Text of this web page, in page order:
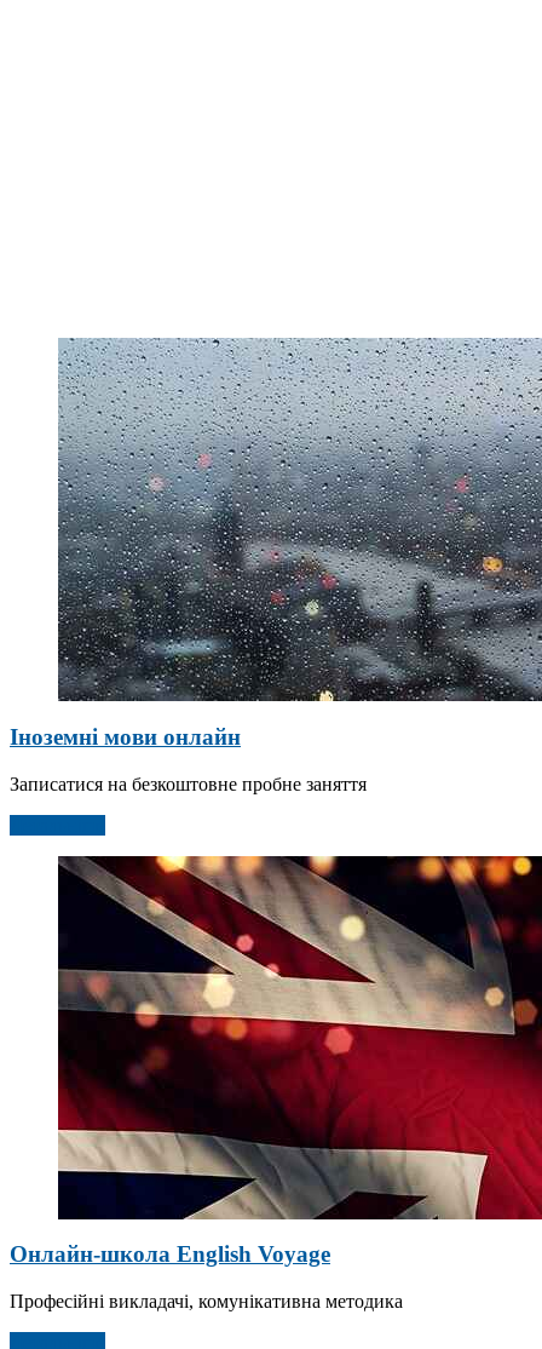
Іноземні мови онлайн
Записатися на безкоштовне пробне заняття
Онлайн-школа English Voyage
Професійні викладачі, комунікативна методика